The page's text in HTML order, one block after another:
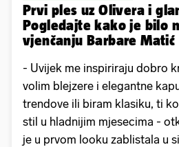
Prvi ples uz Olivera i
Pogledajte kako je bilo
vjenčanju Barbare Matić
- Uvijek me inspiriraju dobro
volim blejzere i elegantne
trendove ili biram klasiku, ti
stil u hladnijim mjesecima -
je u prvom looku zablistala u